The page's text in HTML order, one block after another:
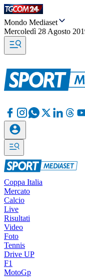
Mondo Mediaset
Mercoledì 28 Agosto
Coppa Italia
Mercato
Calcio
Live
Risultati
Video
Foto
Tennis
Drive UP
F1
MotoGp